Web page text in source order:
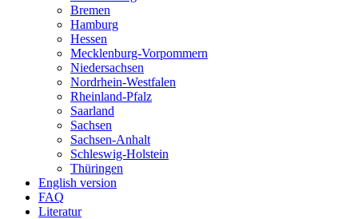
Bremen
Hamburg
Hessen
Mecklenburg-Vorpommern
Niedersachsen
Nordrhein-Westfalen
Rheinland-Pfalz
Saarland
Sachsen
Sachsen-Anhalt
Schleswig-Holstein
Thüringen
English version
FAQ
Literatur